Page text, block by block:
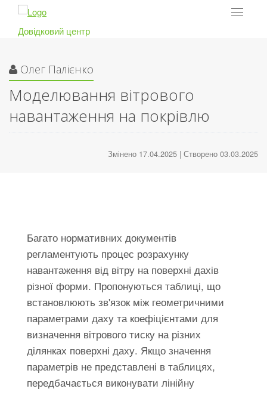
Toggle
Довідковий центр
Олег Палієнко
Моделювання вітрового
навантаження на покрівлю
Змінено 17.04.2025 | Створено 03.03.2025
Багато нормативних документів
регламентують процес розрахунку
навантаження від вітру на поверхні дахів
різної форми. Пропонуються таблиці, що
встановлюють зв'язок між геометричними
параметрами даху та коефіцієнтами для
визначення вітрового тиску на різних
ділянках поверхні даху. Якщо значення
параметрів не представлені в таблицях,
передбачається виконувати лінійну